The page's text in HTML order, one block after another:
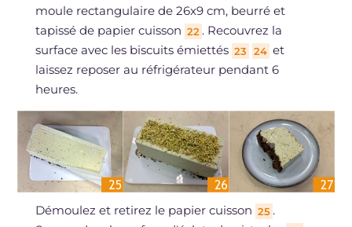
moule rectangulaire de 26x9 cm, beurré et
tapissé de papier cuisson 22 . Recouvrez la
surface avec les biscuits émiettés 23 24 et
laissez reposer au réfrigérateur pendant 6
heures.
Démoulez et retirez le papier cuisson 25 .